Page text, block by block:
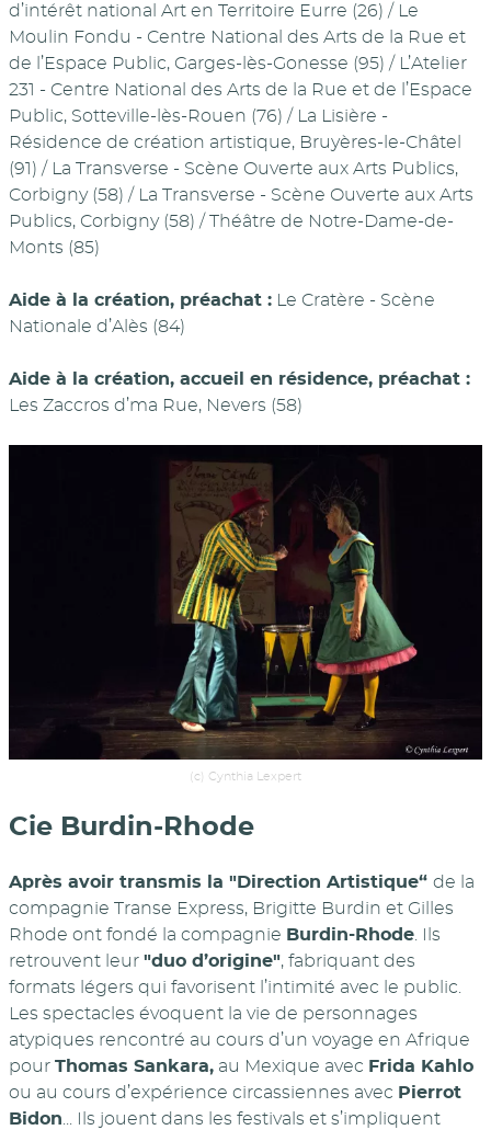
d’intérêt national Art en Territoire Eurre (26) / Le
Moulin Fondu - Centre National des Arts de la Rue et
de l’Espace Public, Garges-lès-Gonesse (95) / L’Atelier
231 - Centre National des Arts de la Rue et de l’Espace
Public, Sotteville-lès-Rouen (76) / La Lisière -
Résidence de création artistique, Bruyères-le-Châtel
(91) / La Transverse - Scène Ouverte aux Arts Publics,
Corbigny (58) / La Transverse - Scène Ouverte aux Arts
Publics, Corbigny (58) / Théâtre de Notre-Dame-de-
Monts (85)
Aide à la création, préachat : Le Cratère - Scène
Nationale d’Alès (84)
Aide à la création, accueil en résidence, préachat :
Les Zaccros d’ma Rue, Nevers (58)
(c) Cynthia Lexpert
Cie Burdin-Rhode
Après avoir transmis la "Direction Artistique“ de la
compagnie Transe Express, Brigitte Burdin et Gilles
Rhode ont fondé la compagnie Burdin-Rhode. Ils
retrouvent leur "duo d’origine", fabriquant des
formats légers qui favorisent l’intimité avec le public.
Les spectacles évoquent la vie de personnages
atypiques rencontré au cours d’un voyage en Afrique
pour Thomas Sankara, au Mexique avec Frida Kahlo
ou au cours d’expérience circassiennes avec Pierrot
Bidon... Ils jouent dans les festivals et s’impliquent